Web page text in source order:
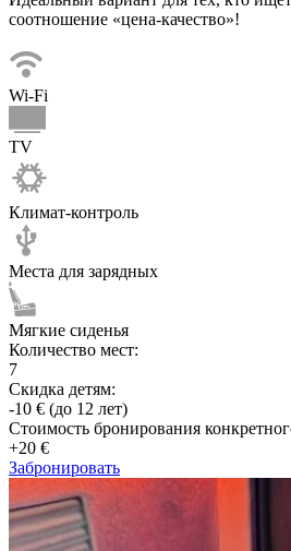
соотношение «цена-качество»!
Wi-Fi
TV
Климат-контроль
Места для зарядных
Мягкие сиденья
Количество мест:
7
Скидка детям:
-10 € (до 12 лет)
Стоимость бронирования
+20 €
Забронировать